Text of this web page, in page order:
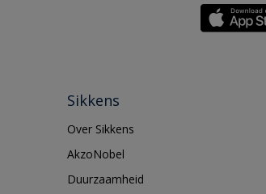
Sikkens
Over Sikkens
AkzoNobel
Duurzaamheid